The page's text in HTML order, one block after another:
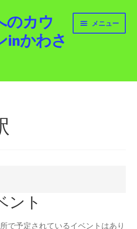
のカウ
inかわさ
メニュー
inかわさき
発ゼロへのカウントダウンinかわ
ント
で予定されているイベントはあり